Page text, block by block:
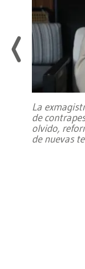
La
de
olvido,
de nuevas